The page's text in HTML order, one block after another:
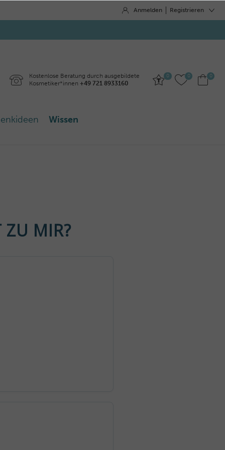
Anmelden Registrieren
Kostenlose Beratung durch ausgebildete
Kosmetiker*innen +49 721 8933160
0 0 0
Wissen